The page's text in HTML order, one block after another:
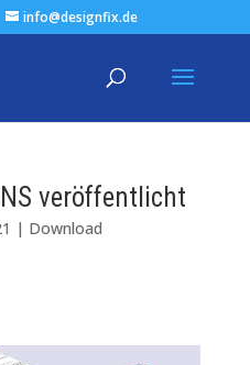
info@designfix.de
veröffentlicht
| Download